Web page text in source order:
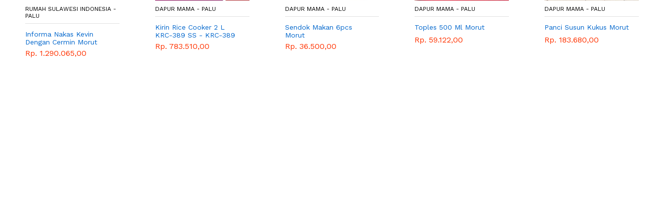
RUMAH SULAWESI INDONESIA -
PALU
Informa Nakas Kevin
Dengan Cermin Morut
Rp. 1.290.065,00
DAPUR MAMA - PALU
Kirin Rice Cooker 2 L
KRC-389 SS - KRC-389
SS-RD
Rp. 783.510,00
DAPUR MAMA - PALU
Sendok Makan 6pcs
Morut
Rp. 36.500,00
DAPUR MAMA - PALU
Toples 500 Ml Morut
Rp. 59.122,00
DAPUR MAMA - PALU
Panci Susun Kukus Morut
Rp. 183.680,00